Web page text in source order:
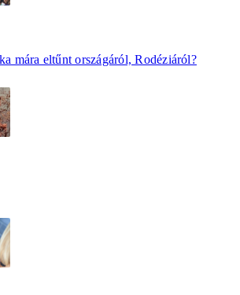
mára eltűnt országáról, Rodéziáról?